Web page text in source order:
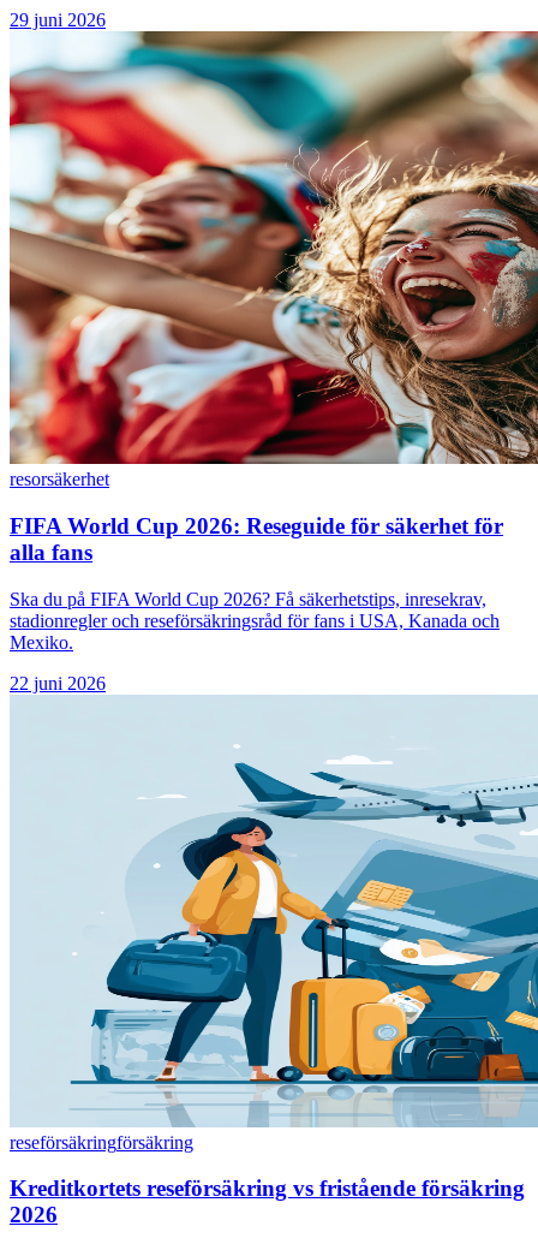
29 juni 2026
resorsäkerhet
FIFA World Cup 2026: Reseguide för säkerhet för
alla fans
Ska du på FIFA World Cup 2026? Få säkerhetstips, inresekrav,
stadionregler och reseförsäkringsråd för fans i USA, Kanada och
Mexiko.
22 juni 2026
reseförsäkringförsäkring
Kreditkortets reseförsäkring vs fristående försäkring
2026